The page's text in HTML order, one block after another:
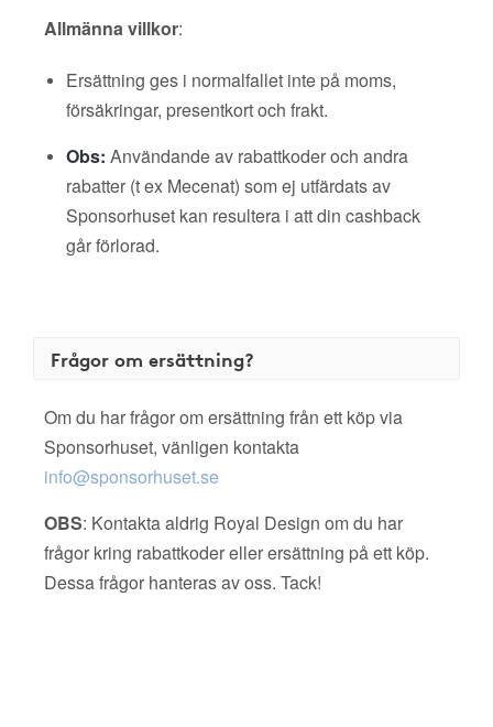
Allmänna villkor:
Ersättning ges i normalfallet inte på moms,
försäkringar, presentkort och frakt.
Obs: Användande av rabattkoder och andra
rabatter (t ex Mecenat) som ej utfärdats av
Sponsorhuset kan resultera i att din cashback
går förlorad.
Frågor om ersättning?
Om du har frågor om ersättning från ett köp via
Sponsorhuset, vänligen kontakta
info@sponsorhuset.se
OBS: Kontakta aldrig Royal Design om du har
frågor kring rabattkoder eller ersättning på ett köp.
Dessa frågor hanteras av oss. Tack!